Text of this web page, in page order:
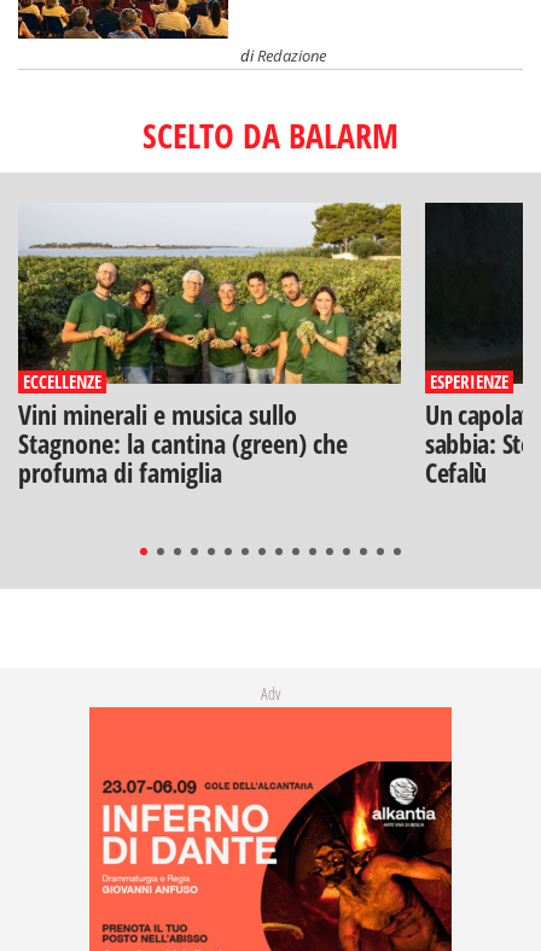
diRedazione
SCELTO DA BALARM
ECCELLENZE
Vini minerali e musica sullo
Stagnone: la cantina (green) che
profuma di famiglia
ESPERIENZE
Un
sabbia:
Cefalù
Adv